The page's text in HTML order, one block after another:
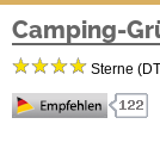
Camping-
Sterne